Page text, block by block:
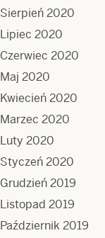
Sierpień 2020
Lipiec 2020
Czerwiec 2020
Maj 2020
Kwiecień 2020
Marzec 2020
Luty 2020
Styczeń 2020
Grudzień 2019
Listopad 2019
Październik 2019